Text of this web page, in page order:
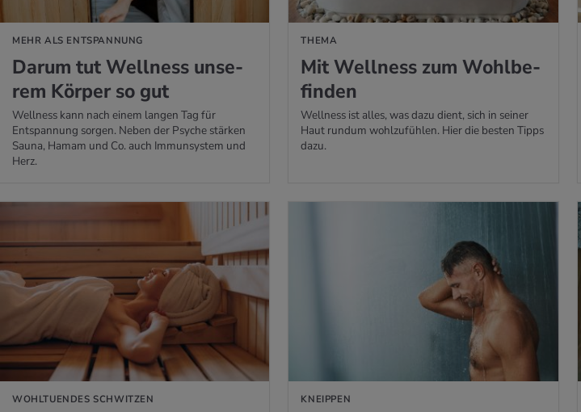
MEHR ALS ENTSPANNUNG
Darum tut Well­ness un­se­
rem Kör­per so gut
Wellness kann nach einem langen Tag für
Entspannung sorgen. Neben der Psyche stärken
Sauna, Hamam und Co. auch Immunsystem und
Herz.
THEMA
Mit Well­ness zum Wohl­be­
fin­den
Wellness ist alles, was dazu dient, sich in seiner
Haut rundum wohlzufühlen. Hier die besten Tipps
dazu.
WOHLTUENDES SCHWITZEN
ERFAHREN
KNEIPPEN